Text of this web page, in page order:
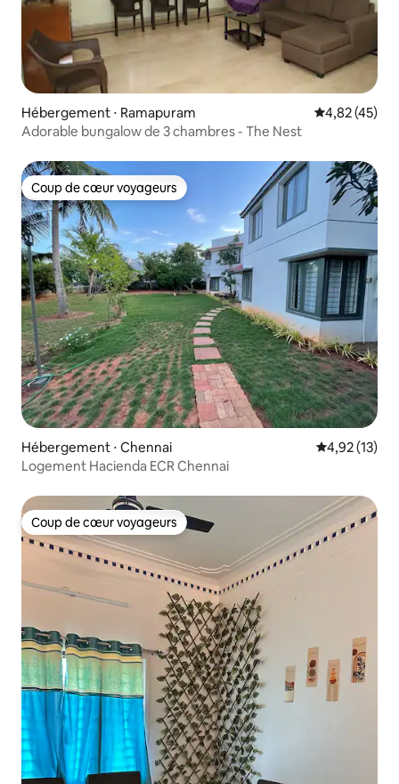
Hébergement ⋅ Ramapuram Évaluation
4,82 (45)
Adorable bungalow de 3 chambres - The Nest
Coup de cœur voyageurs
Coup de cœur voyageurs
Hébergement ⋅ Chennai Évaluation
4,92 (13)
Logement Hacienda ECR Chennai
Coup de cœur voyageurs
Coup de cœur voyageurs